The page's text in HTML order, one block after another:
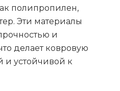
полипропилен,
Эти материалы
и
делает ковровую
и устойчивой к